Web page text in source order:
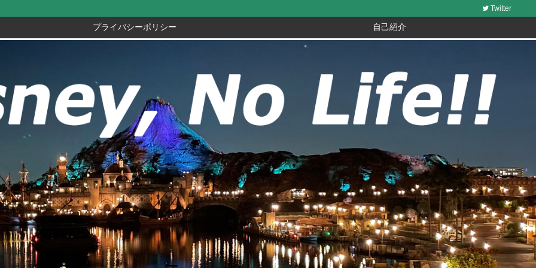
プライバシーポリシー 自己紹介
Twitter